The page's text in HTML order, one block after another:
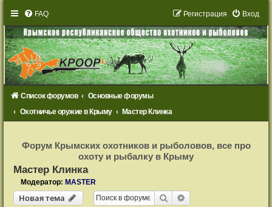
FAQ Вход
Регистрация
Список форумов
Основные форумы
Охотничье оружие в Крыму
Мастер Клинка
с
т
ц
и
Форум Крымских охотников и рыболовов, все про
охоту и рыбалку в Крыму
Мастер Клинка
Модератор: MASTER
Новая тема
Новаятема Поиск